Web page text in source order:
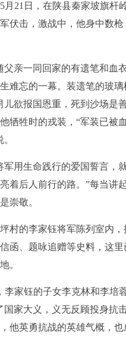
月21日，在陕县秦家坡旗杆
伏击，激战中，他身中数
亲一同回家的有遗笔和血
难忘的一幕。装遗笔的玻
儿欲报国恩重，死到沙场是
牺牲时的戎装，“军装已被
用生命践行的爱国誓言，
着后人前行的路。”每当讲
崇敬。
的李家钰将军陈列室内，
函、题咏追赠等史料，这
。
家钰的子女李克林和李培
国家大义，义无反顾投身抗
他英勇抗战的英雄气概，